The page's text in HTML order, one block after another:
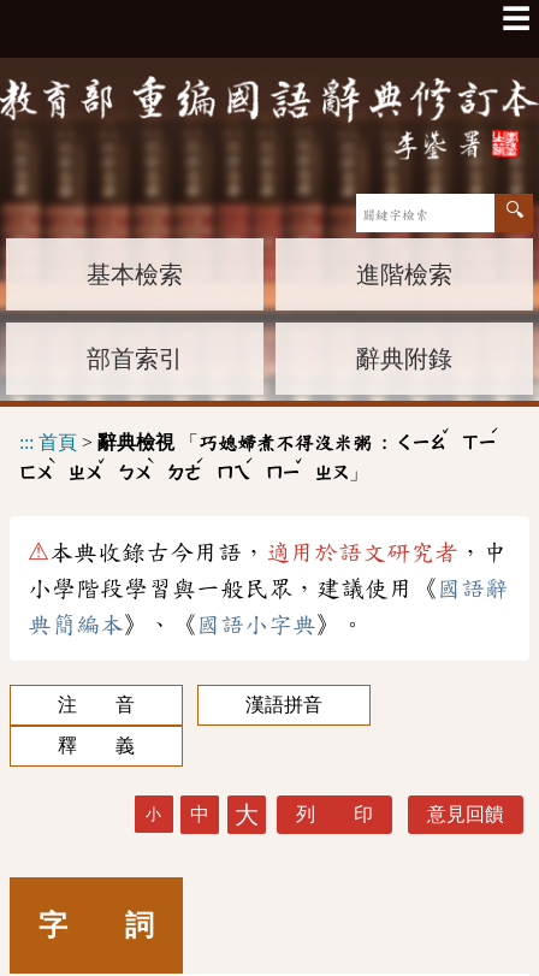
☰
基本檢索 進階檢索
部首索引 辭典附錄
::: 首頁 > 辭典檢視「 巧媳婦煮不得沒米粥 : ㄑㄧㄠ
ˇ
ㄒㄧ
ˊ
ㄈㄨ
ˋ
ㄓㄨ
ˇ
ㄅㄨ
ˋ
ㄉㄜ
ˊ
ㄇㄟ
ˊ
ㄇㄧ
ˇ
ㄓㄡ 」
⚠本典收錄古今用語， 適用於語文研究者 ，中
小學階段學習與一般民眾，建議使用《 國語辭
典簡編本》、《 國語小字典》。
注 音
漢語拼音
釋 義
小 中 大 列 印 意見回饋
字 詞